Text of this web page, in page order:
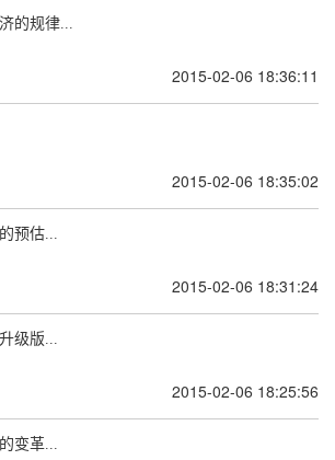
的规律...
2015-02-06 18:36:11
2015-02-06 18:35:02
预估...
2015-02-06 18:31:24
级版...
2015-02-06 18:25:56
变革...